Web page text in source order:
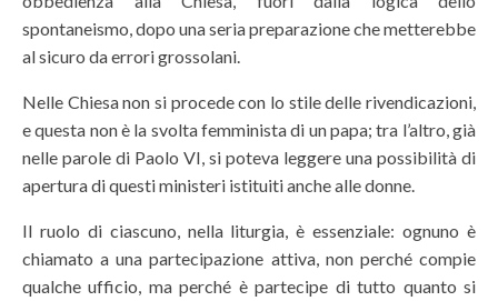
spontaneismo, dopo una seria preparazione che metterebbe
al sicuro da errori grossolani.
Nelle Chiesa non si procede con lo stile delle rivendicazioni,
e questa non è la svolta femminista di un papa; tra l’altro, già
nelle parole di Paolo VI, si poteva leggere una possibilità di
apertura di questi ministeri istituiti anche alle donne.
Il ruolo di ciascuno, nella liturgia, è essenziale: ognuno è
chiamato a una partecipazione attiva, non perché compie
qualche ufficio, ma perché è partecipe di tutto quanto si